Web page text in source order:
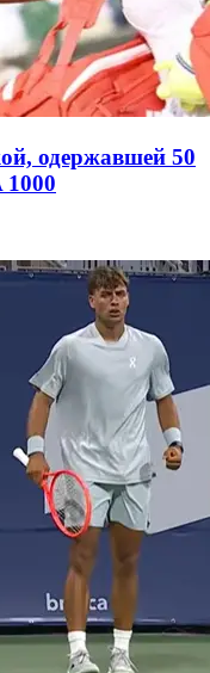
одержавшей 50
1000